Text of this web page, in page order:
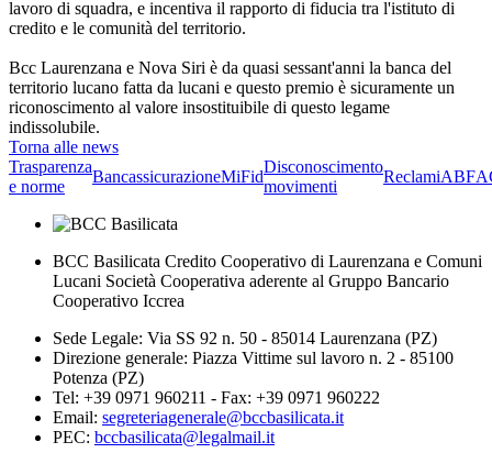
lavoro di squadra, e incentiva il rapporto di fiducia tra l'istituto di
credito e le comunità del territorio.
Bcc Laurenzana e Nova Siri è da quasi sessant'anni la banca del
territorio lucano fatta da lucani e questo premio è sicuramente un
riconoscimento al valore insostituibile di questo legame
indissolubile.
Torna alle news
Trasparenza
e norme
BancassicurazioneMiFid
Disconoscimento
movimenti
ReclamiABF
BCC Basilicata Credito Cooperativo di Laurenzana e Comuni
Lucani Società Cooperativa aderente al Gruppo Bancario
Cooperativo Iccrea
Sede Legale: Via SS 92 n. 50 - 85014 Laurenzana (PZ)
Direzione generale: Piazza Vittime sul lavoro n. 2 - 85100
Potenza (PZ)
Tel: +39 0971 960211 - Fax: +39 0971 960222
Email: segreteriagenerale@bccbasilicata.it
PEC: bccbasilicata@legalmail.it